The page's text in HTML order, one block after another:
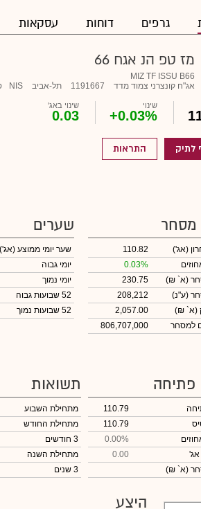
גרפים דוחות עסקאות
מז טפ הנ אגח 66
MIZ TF ISSU B66
אג"ח קונצרני צמוד מדד
1191667 תל-אביב NIS
שינוי
+0.03%
שינוי באג'
0.03
לתיק התראות
מסחר
(אג')
110.82
0.03%
(א` ₪)
230.75
(ע"נ)
208,212
(א` ₪)
2,057.00
למסחר
806,707,000
שערים
שער יומי ממוצע (אג')
יומי גבוה
יומי נמוך
52 שבועות גבוה
52 שבועות נמוך
פתיחה
110.79
110.79
0.00%
0.00
(א` ₪)
תשואות
מתחילת השבוע
מתחילת החודש
3 חודשים
מתחילת השנה
3 שנים
היצע